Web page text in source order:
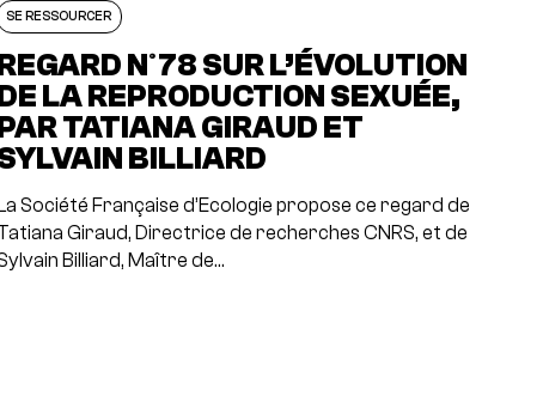
SE RESSOURCER
N°78 SUR L’ÉVOLUTION
LA REPRODUCTION SEXUÉE,
TATIANA GIRAUD ET
BILLIARD
Société Française d’Ecologie propose ce regard de
Giraud, Directrice de recherches CNRS, et de
Billiard, Maître de…